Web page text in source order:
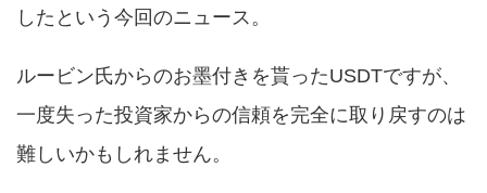
したという今回のニュース。
ルービン氏からのお墨付きを貰ったUSDTですが、
一度失った投資家からの信頼を完全に取り戻すのは
難しいかもしれません。